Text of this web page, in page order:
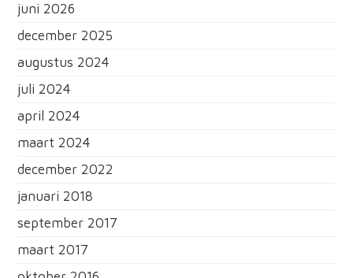
juni 2026
december 2025
augustus 2024
juli 2024
april 2024
maart 2024
december 2022
januari 2018
september 2017
maart 2017